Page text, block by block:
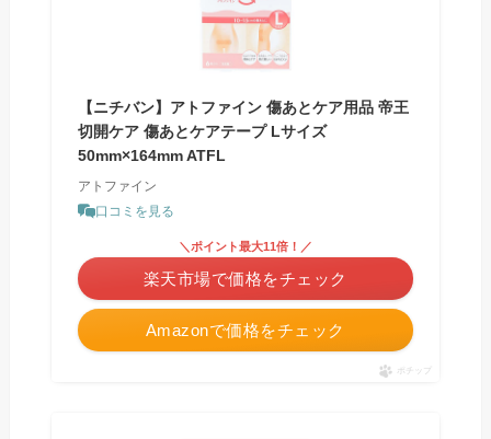
【ニチバン】アトファイン 傷あとケア用品 帝王
切開ケア 傷あとケアテープ Lサイズ
50mm×164mm ATFL
アトファイン
口コミを見る
Amazonで価格をチェック
＼ポイント最大11倍！／
楽天市場で価格をチェック
ポチップ